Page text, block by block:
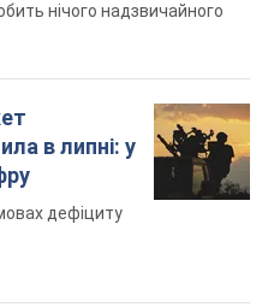
нічого надзвичайного
в липні: у
дефіциту